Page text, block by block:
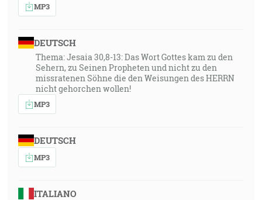
MP3
DEUTSCH
Thema: Jesaia 30,8-13: Das Wort Gottes kam zu den
Sehern, zu Seinen Propheten und nicht zu den
missratenen Söhne die den Weisungen des HERRN
nicht gehorchen wollen!
MP3
DEUTSCH
MP3
ITALIANO